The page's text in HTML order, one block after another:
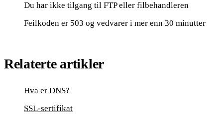
Du har ikke tilgang til FTP eller filbehandleren
Feilkoden er 503 og vedvarer i mer enn 30 minutter
Relaterte artikler
Hva er DNS?
SSL-sertifikat